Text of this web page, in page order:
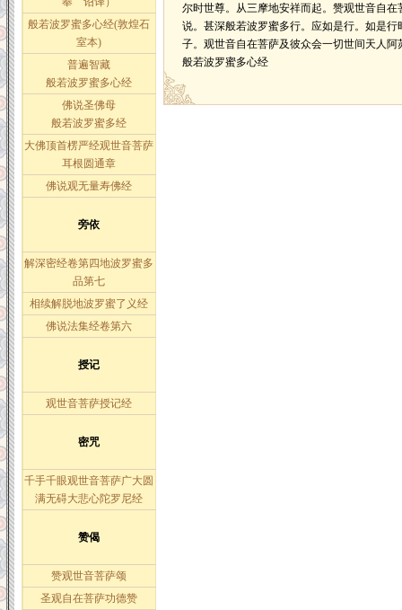
般若波罗蜜多心经(敦煌石
室本)
普遍智藏
般若波罗蜜多心经
佛说圣佛母
般若波罗蜜多经
大佛顶首楞严经观世音菩萨
耳根圆通章
佛说观无量寿佛经
旁依
解深密经卷第四地波罗蜜多
品第七
相续解脱地波罗蜜了义经
佛说法集经卷第六
授记
观世音菩萨授记经
密咒
千手千眼观世音菩萨广大圆
满无碍大悲心陀罗尼经
赞偈
赞观世音菩萨颂
圣观自在菩萨功德赞
尔时世尊。从三摩地安祥而起。赞观世音自
说。甚深般若波罗蜜多行。应如是行。如是
子。观世音自在菩萨及彼众会一切世间天人
般若波罗蜜多心经